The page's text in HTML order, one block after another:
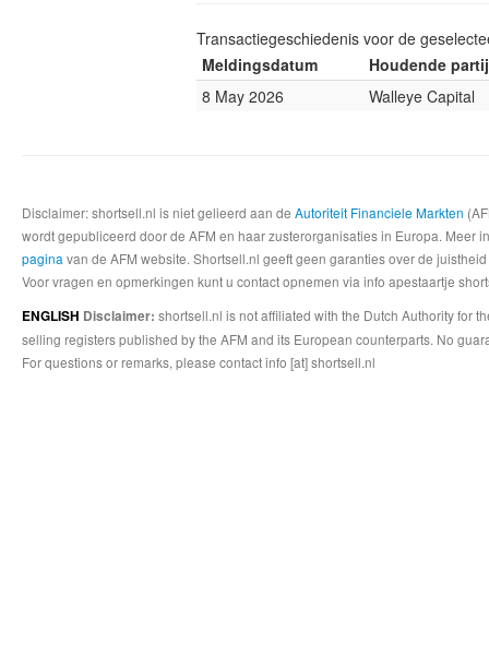
Transactiegeschiedenis voor de
Meldingsdatum
Houdende partij
8 May 2026
Walleye Capital
Disclaimer: shortsell.nl is niet gelieerd aan de Autoriteit Financiele Markten
wordt gepubliceerd door de AFM en haar zusterorganisaties in Europa.
pagina van de AFM website. Shortsell.nl geeft geen garanties over de
Voor vragen en opmerkingen kunt u contact opnemen via info apestaartje
ENGLISH Disclaimer: shortsell.nl is not affiliated with the Dutch Authority for
selling registers published by the AFM and its European counterparts. No
For questions or remarks, please contact info [at] shortsell.nl